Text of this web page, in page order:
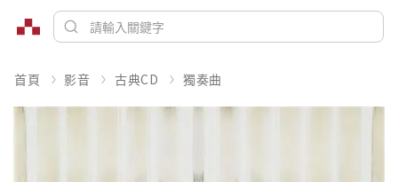
首頁 影音 古典CD 獨奏曲